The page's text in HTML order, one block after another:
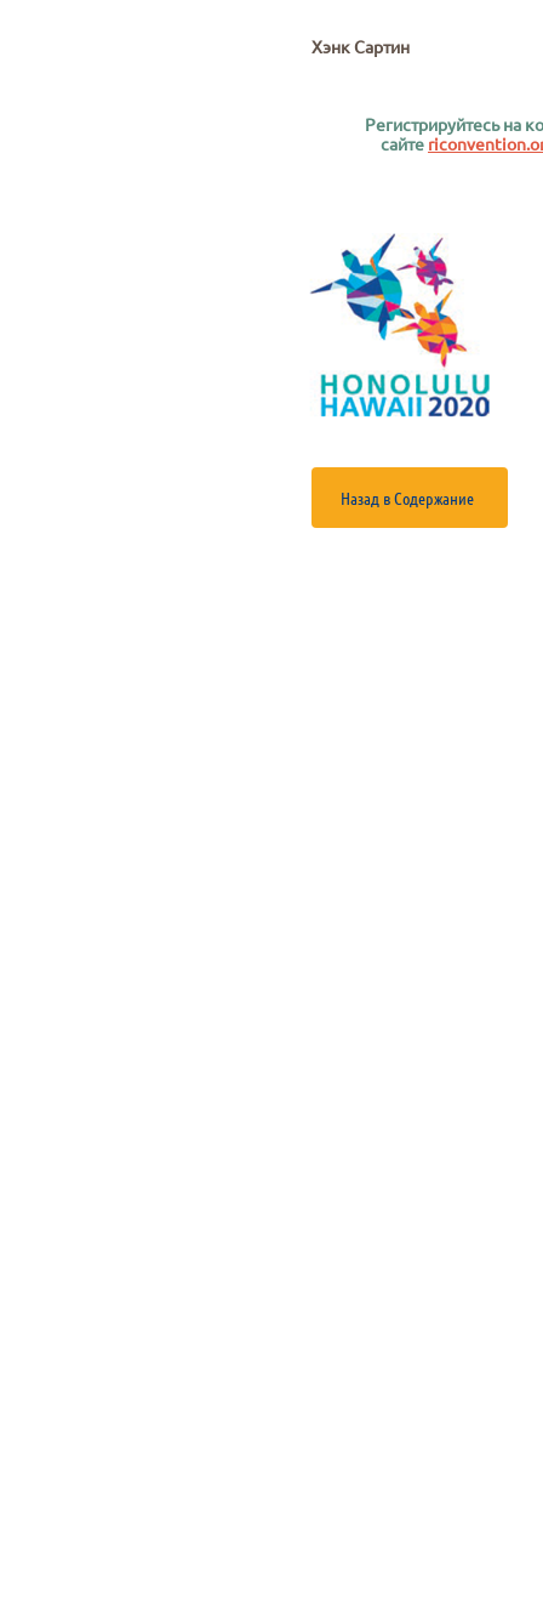
Назад в Содержание
Хэнк Сартин
Регистрируйтесь на
сайте